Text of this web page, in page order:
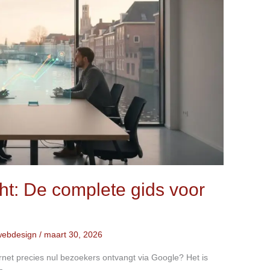
De complete gids voor
/ maart 30, 2026
precies nul bezoekers ontvangt via Google? Het is